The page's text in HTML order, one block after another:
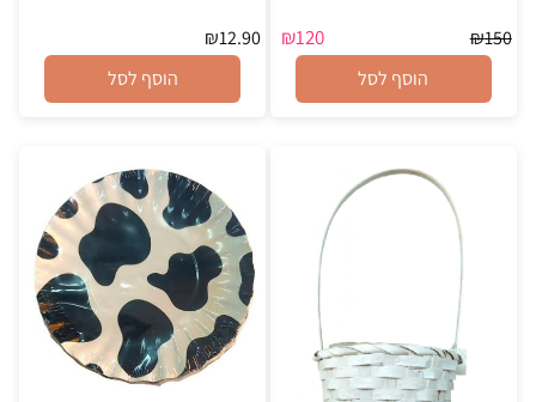
₪150
₪120
הוסף לסל
₪12.90
הוסף לסל